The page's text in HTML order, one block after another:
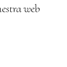
web